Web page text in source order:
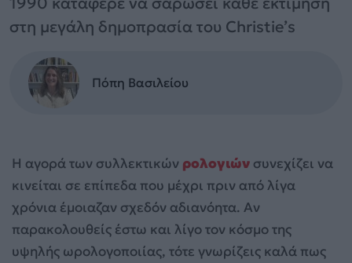
στη μεγάλη δημοπρασία του Christie’s
Πόπη Βασιλείου
Η αγορά των συλλεκτικών ρολογιών συνεχίζει να
κινείται σε επίπεδα που μέχρι πριν από λίγα
χρόνια έμοιαζαν σχεδόν αδιανόητα. Αν
παρακολουθείς έστω και λίγο τον κόσμο της
υψηλής ωρολογοποιίας, τότε γνωρίζεις καλά πως